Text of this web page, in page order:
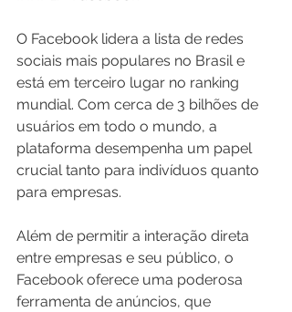
O Facebook lidera a lista de redes
sociais mais populares no Brasil e
está em terceiro lugar no ranking
mundial. Com cerca de 3 bilhões de
usuários em todo o mundo, a
plataforma desempenha um papel
crucial tanto para indivíduos quanto
para empresas.
Além de permitir a interação direta
entre empresas e seu público, o
Facebook oferece uma poderosa
ferramenta de anúncios, que